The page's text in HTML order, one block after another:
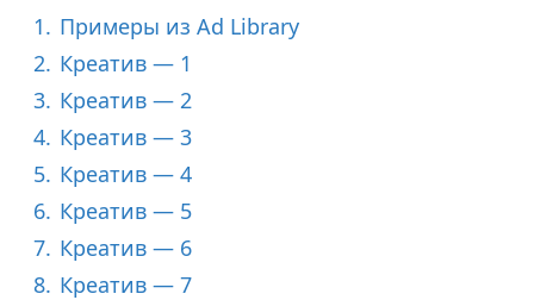
1. Примеры из Ad Library
2. Креатив — 1
3. Креатив — 2
4. Креатив — 3
5. Креатив — 4
6. Креатив — 5
7. Креатив — 6
8. Креатив — 7